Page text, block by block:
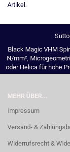
Artikel.
Black Magic VHM
N/mm²,
oder Helica für hohe
MEHR ÜBER...
Impressum
Versand- &
Widerrufsrecht &